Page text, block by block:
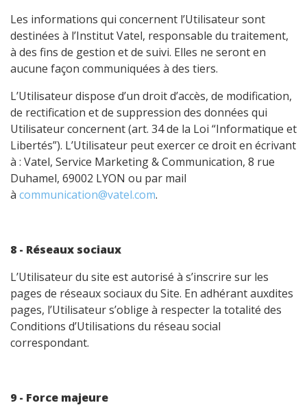
Les informations qui concernent l’Utilisateur sont
destinées à l’Institut Vatel, responsable du traitement,
à des fins de gestion et de suivi. Elles ne seront en
aucune façon communiquées à des tiers.
L’Utilisateur dispose d’un droit d’accès, de modification,
de rectification et de suppression des données qui
Utilisateur concernent (art. 34 de la Loi “Informatique et
Libertés”). L’Utilisateur peut exercer ce droit en écrivant
à : Vatel, Service Marketing & Communication, 8 rue
Duhamel, 69002 LYON ou par mail
à communication@vatel.com.
8 - Réseaux sociaux
L’Utilisateur du site est autorisé à s’inscrire sur les
pages de réseaux sociaux du Site. En adhérant auxdites
pages, l’Utilisateur s’oblige à respecter la totalité des
Conditions d’Utilisations du réseau social
correspondant.
9 - Force majeure